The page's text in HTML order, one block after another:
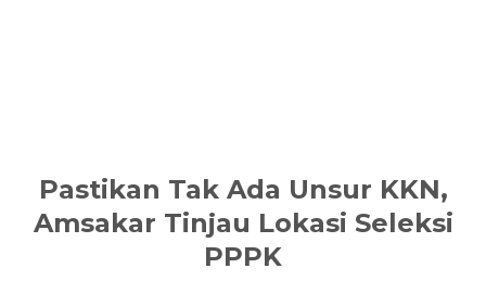
Pastikan Tak Ada Unsur KKN,
Amsakar Tinjau Lokasi Seleksi
PPPK